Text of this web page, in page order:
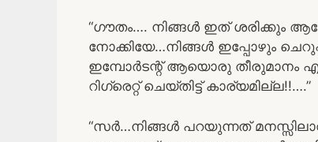
“ഗൗതം…. നിങ്ങൾ ഇത് ശരിക്കും
നോക്കിയേ…നിങ്ങൾ ഇപ്പോഴും
ഇമ്പോർടന്റ് ആയൊരു തീരുമാനം
റിഗ്രെറ്റ് ചെയ്തിട്ട് കാര്യമില്ല!!….”
“സർ…നിങ്ങൾ പറയുന്നത്